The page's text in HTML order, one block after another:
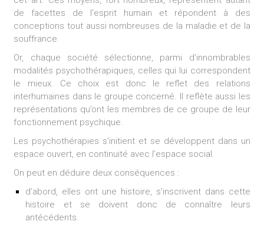
de facettes de l’esprit humain et répondent à des
conceptions tout aussi nombreuses de la maladie et de la
souffrance.
Or, chaque société sélectionne, parmi d’innombrables
modalités psychothérapiques, celles qui lui correspondent
le mieux. Ce choix est donc le reflet des relations
interhumaines dans le groupe concerné. Il reflète aussi les
représentations qu’ont les membres de ce groupe de leur
fonctionnement psychique.
Les psychothérapies s’initient et se développent dans un
espace ouvert, en continuité avec l’espace social.
On peut en déduire deux conséquences :
d’abord, elles ont une histoire, s’inscrivent dans cette
histoire et se doivent donc de connaître leurs
antécédents.